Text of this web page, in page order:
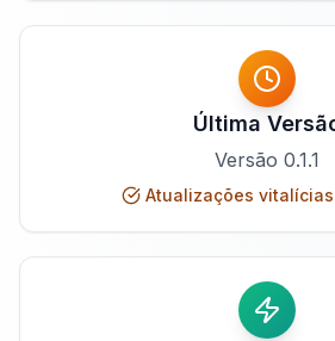
Última
Versão 0.1.1
Atualizações